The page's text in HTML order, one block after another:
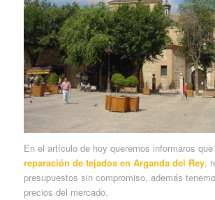
En el artículo de hoy queremos informaros
reparación de tejados en Arganda del Rey,
presupuestos sin compromiso, además
precios del mercado.